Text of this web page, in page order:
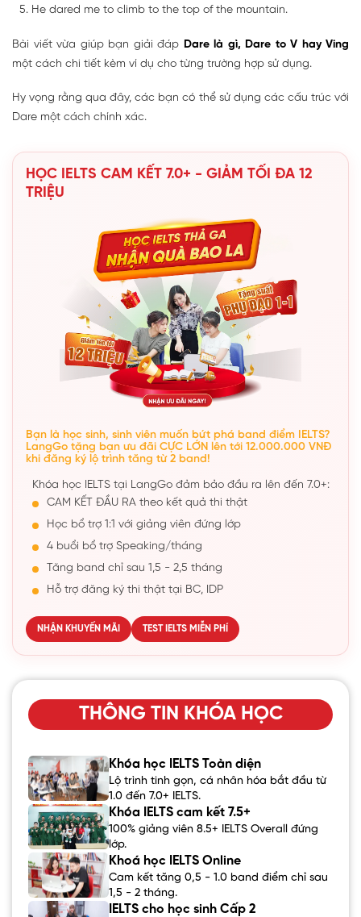
He dared me to climb to the top of the mountain.
Bài viết vừa giúp bạn giải đáp Dare là gì, Dare to V hay Ving
một cách chi tiết kèm ví dụ cho từng trường hợp sử dụng.
Hy vọng rằng qua đây, các bạn có thể sử dụng các cấu trúc với
Dare một cách chính xác.
HỌC IELTS CAM KẾT 7.0+ - GIẢM TỐI ĐA 12
TRIỆU
Bạn là học sinh, sinh viên muốn bứt phá band điểm IELTS?
LangGo tặng bạn ưu đãi CỰC LỚN lên tới 12.000.000 VNĐ
khi đăng ký lộ trình tăng từ 2 band!
Khóa học IELTS tại LangGo đảm bảo đầu ra lên đến 7.0+:
CAM KẾT ĐẦU RA theo kết quả thi thật
Học bổ trợ 1:1 với giảng viên đứng lớp
4 buổi bổ trợ Speaking/tháng
Tăng band chỉ sau 1,5 - 2,5 tháng
Hỗ trợ đăng ký thi thật tại BC, IDP
NHẬN KHUYẾN MÃI TEST IELTS MIỄN PHÍ
THÔNG TIN KHÓA HỌC
Khóa học IELTS Toàn diện
Lộ trình tinh gọn, cá nhân hóa bắt đầu từ
1.0 đến 7.0+ IELTS.
Khóa IELTS cam kết 7.5+
100% giảng viên 8.5+ IELTS Overall đứng
lớp.
Khoá học IELTS Online
Cam kết tăng 0,5 - 1.0 band điểm chỉ sau
1,5 - 2 tháng.
IELTS cho học sinh Cấp 2